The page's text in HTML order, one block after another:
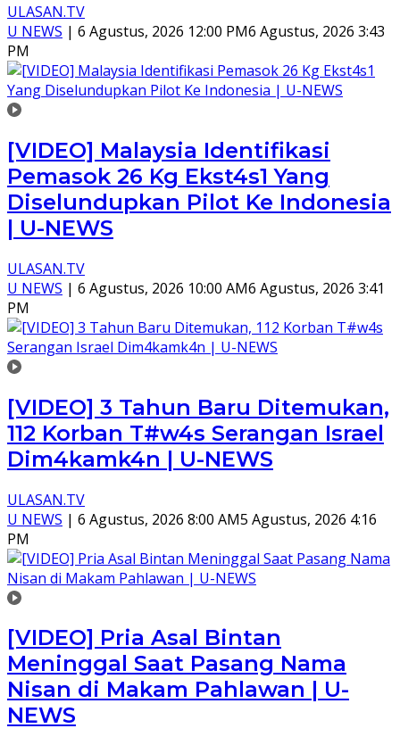
ULASAN.TV
U NEWS | 6 Agustus, 2026 12:00 PM6 Agustus, 2026 3:43
PM
[VIDEO] Malaysia Identifikasi
Pemasok 26 Kg Ekst4s1 Yang
Diselundupkan Pilot Ke Indonesia
| U-NEWS
ULASAN.TV
U NEWS | 6 Agustus, 2026 10:00 AM6 Agustus, 2026 3:41
PM
[VIDEO] 3 Tahun Baru Ditemukan,
112 Korban T#w4s Serangan Israel
Dim4kamk4n | U-NEWS
ULASAN.TV
U NEWS | 6 Agustus, 2026 8:00 AM5 Agustus, 2026 4:16
PM
[VIDEO] Pria Asal Bintan
Meninggal Saat Pasang Nama
Nisan di Makam Pahlawan | U-
NEWS